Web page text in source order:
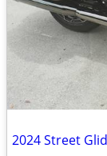
2024 Street